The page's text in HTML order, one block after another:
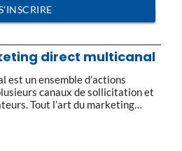
direct multicanal
est un ensemble d’actions
canaux de sollicitation et
Tout l’art du marketing
à dégager des
et à centraliser les données